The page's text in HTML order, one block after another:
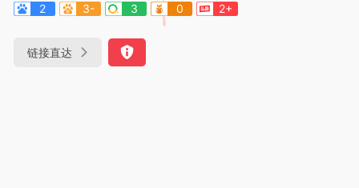
2
3- 3 0 2+
链接直达